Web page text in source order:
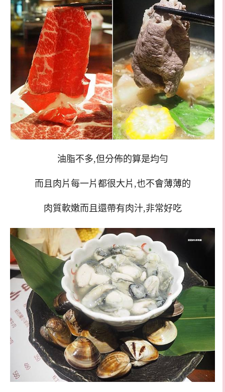
油脂不多,但分佈的算是均勻
而且肉片每一片都很大片,也不會薄薄的
肉質軟嫩而且還帶有肉汁,非常好吃